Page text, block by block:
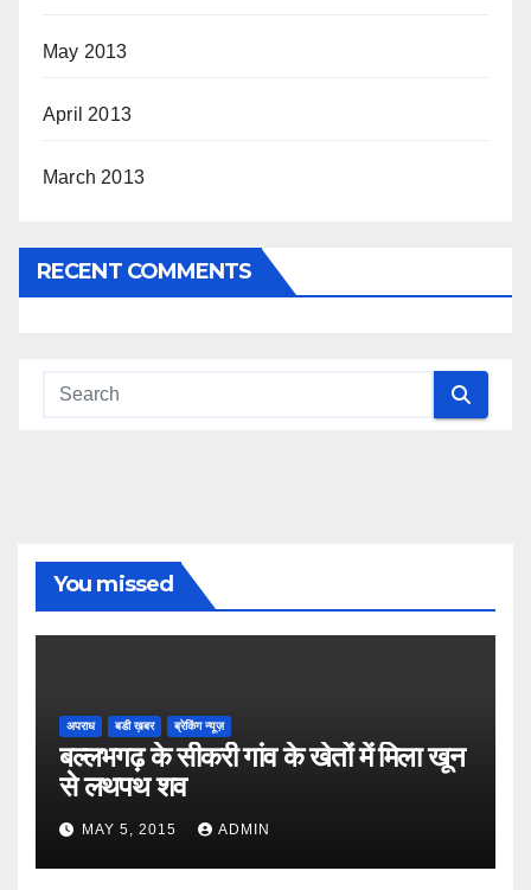
May 2013
April 2013
March 2013
RECENT COMMENTS
You missed
अपराध बडी ख़बर ब्रेकिंग न्यूज़
बल्लभगढ़ के सीकरी गांव के खेतों में मिला खून
से लथपथ शव
MAY 5, 2015 ADMIN